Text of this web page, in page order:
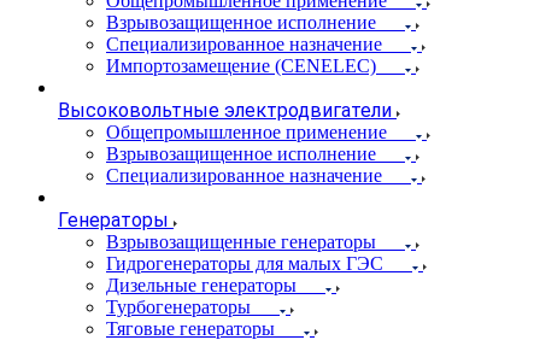
Взрывозащищенное исполнение
Специализированное назначение
Импортозамещение (CENELEC)
Высоковольтные электродвигатели
Общепромышленное применение
Взрывозащищенное исполнение
Специализированное назначение
Генераторы
Взрывозащищенные генераторы
Гидрогенераторы для малых ГЭС
Дизельные генераторы
Турбогенераторы
Тяговые генераторы